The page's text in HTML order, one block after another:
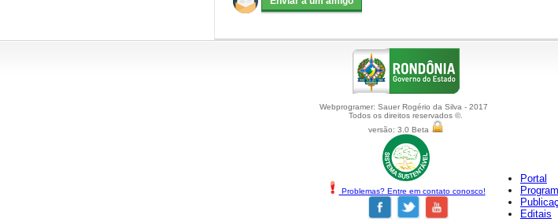
Webprogramer: Sauer Rogério da Silva - 2017
Todos os direitos reservados ©.
versão: 3.0 Beta
Problemas? Entre em contato conosco!
Portal
Editais